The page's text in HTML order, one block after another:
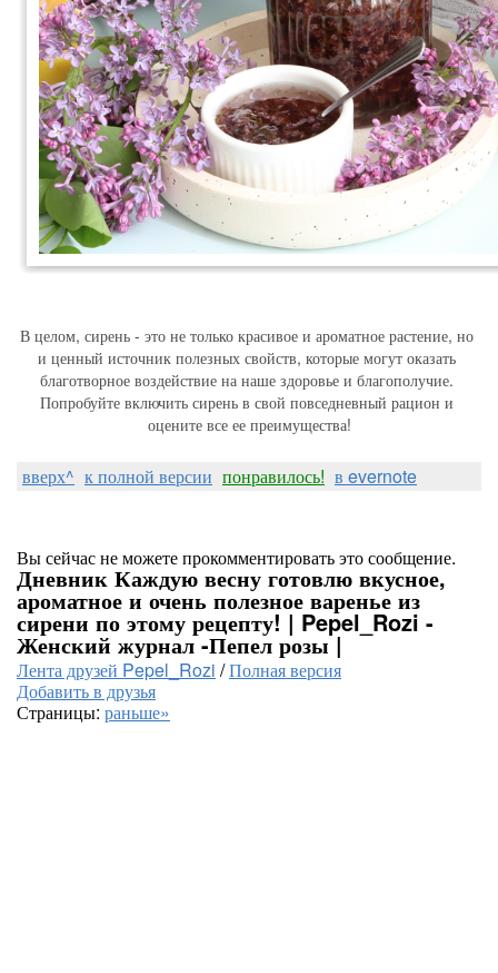
В целом, сирень - это не только красивое и ароматное растение, но
и ценный источник полезных свойств, которые могут оказать
благотворное воздействие на наше здоровье и благополучие.
Попробуйте включить сирень в свой повседневный рацион и
оцените все ее преимущества!
вверх^ к полной версии понравилось! в evernote
Вы сейчас не можете прокомментировать это сообщение.
Дневник Каждую весну готовлю вкусное,
ароматное и очень полезное варенье из
сирени по этому рецепту! | Pepel_Rozi -
Женский журнал -Пепел розы |
Лента друзей Pepel_Rozi /Полная версия
Добавить в друзья
Страницы: раньше»